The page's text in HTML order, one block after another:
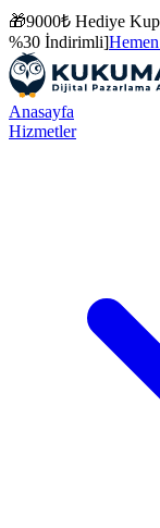
🎁9000₺ Hediye
%30 İndirimli]
Anasayfa
Hizmetler